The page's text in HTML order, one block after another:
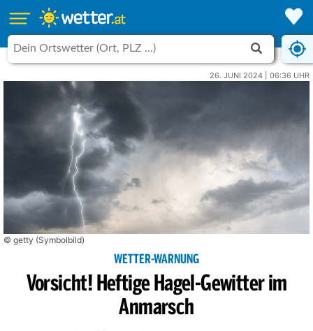
26. JUNI 2024 | 06:36 UHR
© getty (Symbolbild)
WETTER-WARNUNG
Vorsicht! Heftige Hagel-Gewitter im
Anmarsch